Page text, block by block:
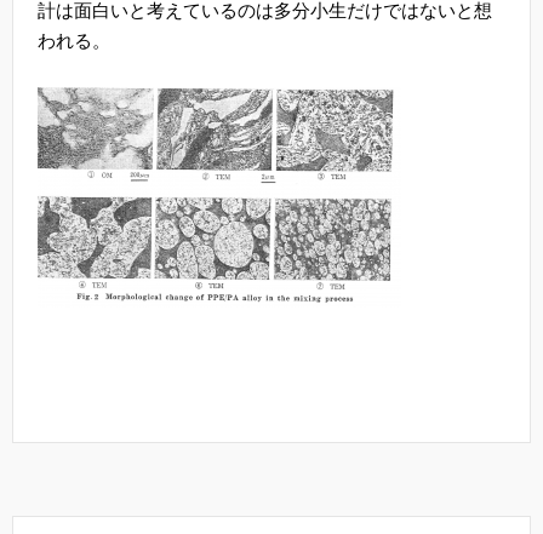
計は面白いと考えているのは多分小生だけではないと想
われる。